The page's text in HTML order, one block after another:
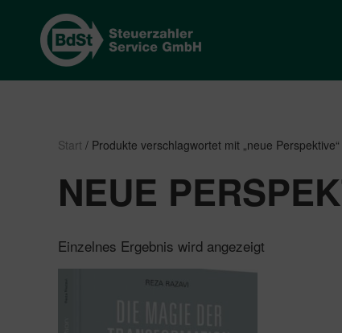
Start / Produkte verschlagwortet mit „neue Perspektive“
NEUE
Einzelnes Ergebnis wird angezeigt